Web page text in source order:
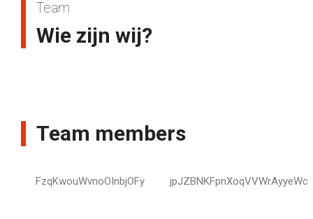
Team
Wie zijn wij?
Team members
FzqKwouWvnoOInbjOFy jpJZBNKFpnXoqVVWrAyyeWc